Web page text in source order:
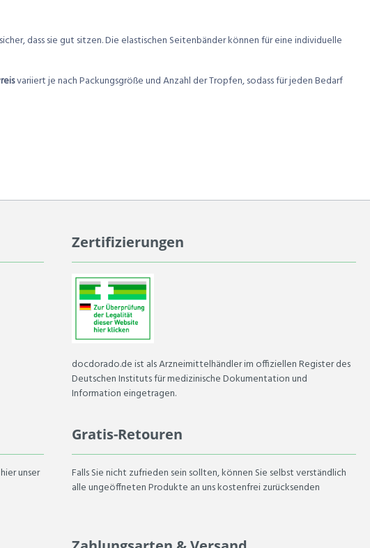
dass sie gut sitzen. Die elastischen Seitenbänder können für eine individuelle
variiert je nach Packungsgröße und Anzahl der Tropfen, sodass für jeden Bedarf
Zertifizierungen
docdorado.de ist als Arzneimittelhändler im offiziellen Register des
Deutschen Instituts für medizinische Dokumentation und
Information eingetragen.
unser
Gratis-Retouren
Falls Sie nicht zufrieden sein sollten, können Sie selbst verständlich
alle ungeöffneten Produkte an uns kostenfrei zurücksenden